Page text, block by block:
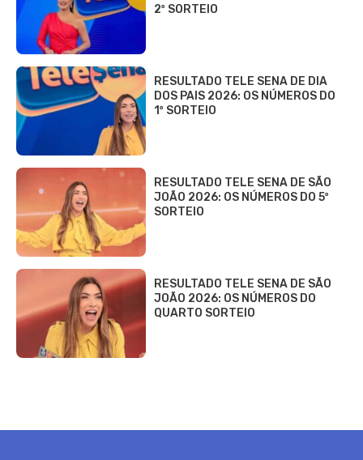
2º SORTEIO
RESULTADO TELE SENA DE DIA
DOS PAIS 2026: OS NÚMEROS DO
1º SORTEIO
RESULTADO TELE SENA DE SÃO
JOÃO 2026: OS NÚMEROS DO 5º
SORTEIO
RESULTADO TELE SENA DE SÃO
JOÃO 2026: OS NÚMEROS DO
QUARTO SORTEIO